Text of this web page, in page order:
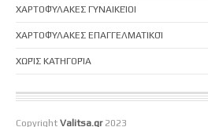
ΧΑΡΤΟΦΎΛΑΚΕΣ ΓΥΝΑΙΚΕΊΟΙ
ΧΑΡΤΟΦΎΛΑΚΕΣ ΕΠΑΓΓΕΛΜΑΤΙΚΟΊ
ΧΩΡΊΣ ΚΑΤΗΓΟΡΊΑ
Copyright Valitsa.gr2023